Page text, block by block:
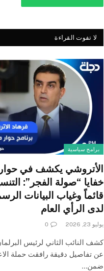
لا تفوت القراءة
برامج سياسية
الأتروشي يكشف في
خفايا “صولة الفجر”:
قائماً وغياب البيانات
لدى الرأي العام
يوليو 23, 2026 0
كشف النائب الثاني لرئيس
عن تفاصيل دقيقة رافقت حملة
ضمن…